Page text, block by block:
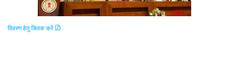
विवरण हेतु क्लिक करें